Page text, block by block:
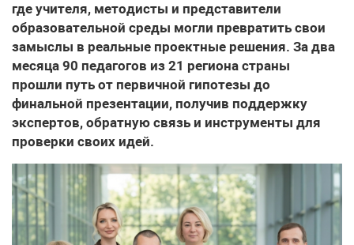
где учителя, методисты и представители
образовательной среды могли превратить свои
замыслы в реальные проектные решения. За два
месяца 90 педагогов из 21 региона страны
прошли путь от первичной гипотезы до
финальной презентации, получив поддержку
экспертов, обратную связь и инструменты для
проверки своих идей.